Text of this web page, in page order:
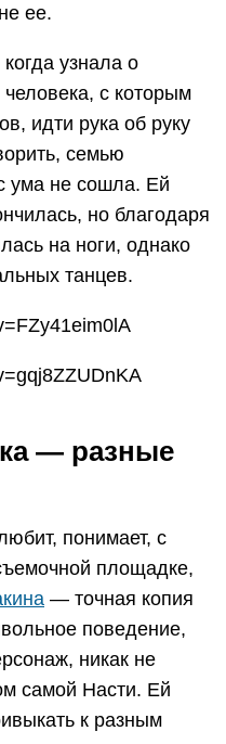
ее.
узнала о
с которым
идти рука об руку
семью
ума не сошла. Ей
но благодаря
на ноги, однако
танцев.
— разные
понимает, с
площадке,
— точная копия
поведение,
никак не
самой Насти. Ей
к разным